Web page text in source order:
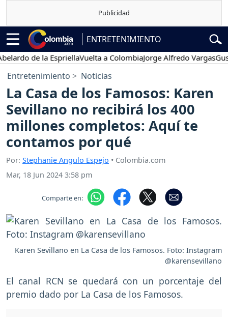
ENTRETENIMIENTO
de la EspriellaVuelta a ColombiaJorge Alfredo VargasGustavo
Entretenimiento Noticias
La Casa de los Famosos: Karen
Sevillano no recibirá los 400
millones completos: Aquí te
contamos por qué
Por: Stephanie Angulo Espejo • Colombia.com
Mar, 18 Jun 2024 3:58 pm
Comparte en:
Karen Sevillano en La Casa de los Famosos. Foto: Instagram
@karensevillano
El canal RCN se quedará con un porcentaje del
premio dado por La Casa de los Famosos.